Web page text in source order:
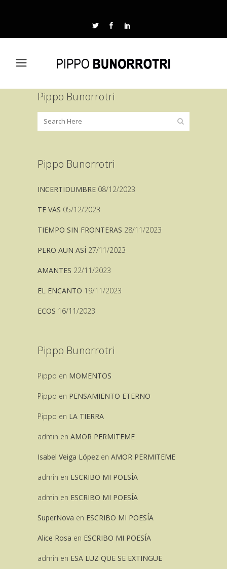
Pippo Bunorrotri
Pippo Bunorrotri
INCERTIDUMBRE 08/12/2023
TE VAS 05/12/2023
TIEMPO SIN FRONTERAS 28/11/2023
PERO AUN ASÍ 27/11/2023
AMANTES 22/11/2023
EL ENCANTO 19/11/2023
ECOS 16/11/2023
Pippo Bunorrotri
Pippo en MOMENTOS
Pippo en PENSAMIENTO ETERNO
Pippo en LA TIERRA
admin en AMOR PERMITEME
Isabel Veiga López en AMOR PERMITEME
admin en ESCRIBO MI POESÍA
admin en ESCRIBO MI POESÍA
SuperNova en ESCRIBO MI POESÍA
Alice Rosa en ESCRIBO MI POESÍA
admin en ESA LUZ QUE SE EXTINGUE